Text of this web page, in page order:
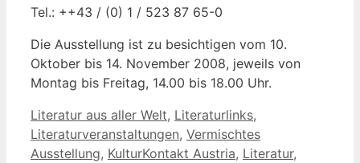
Tel.: ++43 / (0) 1 / 523 87 65-0
Die Ausstellung ist zu besichtigen vom 10.
Oktober bis 14. November 2008, jeweils von
Montag bis Freitag, 14.00 bis 18.00 Uhr.
Kategorien
Literatur aus aller Welt, Literaturlinks,
Literaturveranstaltungen, VermischtesSchlagwörter
Ausstellung, KulturKontakt Austria, Literatur,